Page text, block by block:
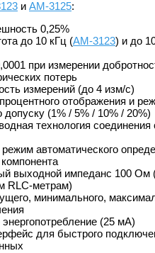
и АМ-3125:
0,25%
до 10 кГц (АМ-3123) и до
при измерении
потерь
измерений (до 4 изм/с)
отображения и
допуску (1% / 5% / 10% / 20%)
технология соединения
автоматического
выходной импеданс 100 Ом
RLC-метрам)
минимального,
(25 мА)
для быстрого